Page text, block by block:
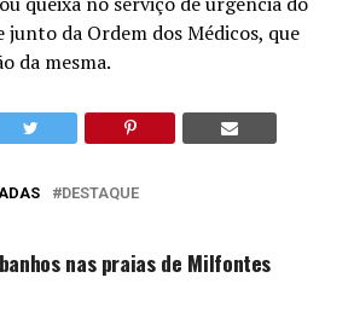
junto da Ordem dos Médicos, que
da mesma.
DESTAQUE
nas praias de Milfontes